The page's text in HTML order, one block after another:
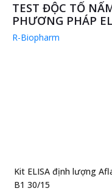
TEST ĐỘC TỐ
PHƯƠNG PHÁP
R-Biopharm
Kit ELISA định lượng
B1 30/15